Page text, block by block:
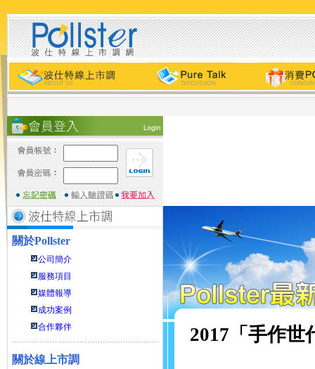
關於Pollster
公司簡介
服務項目
媒體報導
成功案例
合作夥伴
關於線上市調
2017「手作世